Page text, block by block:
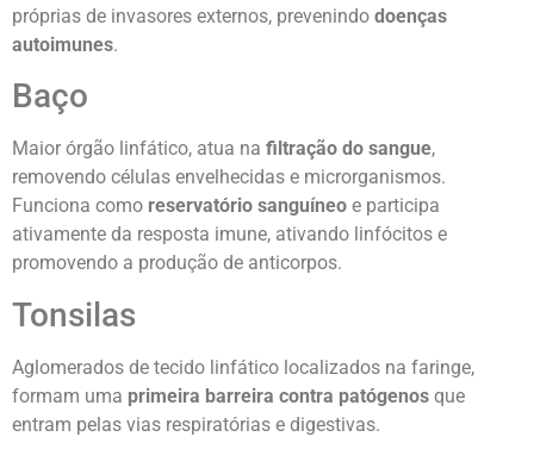
próprias de invasores externos, prevenindo doenças
autoimunes.
Baço
Maior órgão linfático, atua na filtração do sangue,
removendo células envelhecidas e microrganismos.
Funciona como reservatório sanguíneo e participa
ativamente da resposta imune, ativando linfócitos e
promovendo a produção de anticorpos.
Tonsilas
Aglomerados de tecido linfático localizados na faringe,
formam uma primeira barreira contra patógenos que
entram pelas vias respiratórias e digestivas.